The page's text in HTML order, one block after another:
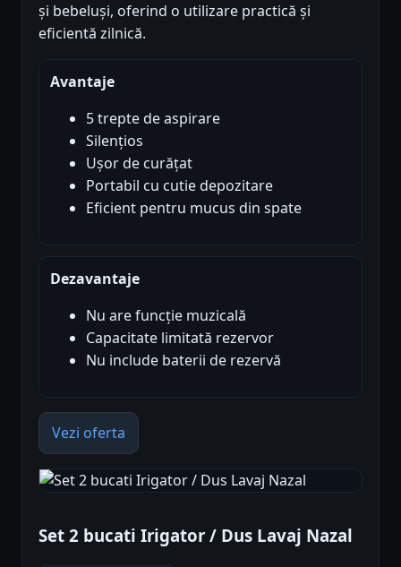
și bebeluși, oferind o utilizare practică și
eficientă zilnică.
Avantaje
5 trepte de aspirare
Silențios
Ușor de curățat
Portabil cu cutie depozitare
Eficient pentru mucus din spate
Dezavantaje
Nu are funcție muzicală
Capacitate limitată rezervor
Nu include baterii de rezervă
Vezi oferta
Set 2 bucati Irigator / Dus Lavaj Nazal